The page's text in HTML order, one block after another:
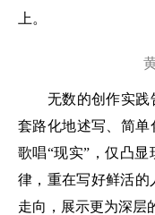
上。
无数的创作实践告
套路化地述写、简单
歌唱“现实”，仅凸
律，重在写好鲜活的
走向，展示更为深层